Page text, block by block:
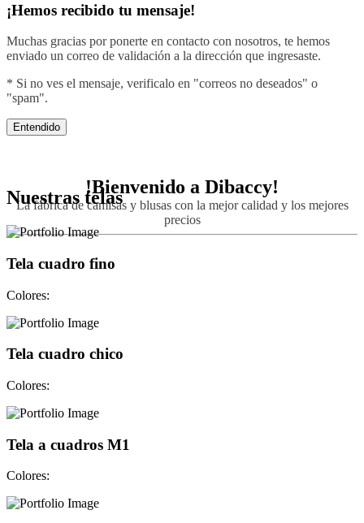
¡Hemos recibido tu mensaje!
Muchas gracias por ponerte en contacto con nosotros, te hemos
enviado un correo de validación a la dirección que ingresaste.
* Si no ves el mensaje, verificalo en "correos no deseados" o
"spam".
Entendido
!Bienvenido a Dibaccy!
La fábrica de camisas y blusas con la mejor calidad y los mejores
precios
Nuestras telas
Tela cuadro fino
Colores:
Tela cuadro chico
Colores:
Tela a cuadros M1
Colores: